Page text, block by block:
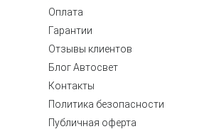
Оплата
Гарантии
Отзывы клиентов
Блог Автосвет
Контакты
Политика безопасности
Публичная оферта